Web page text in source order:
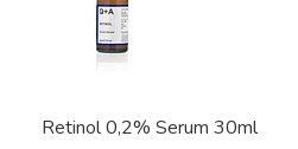
Retinol 0,2% Serum 30ml